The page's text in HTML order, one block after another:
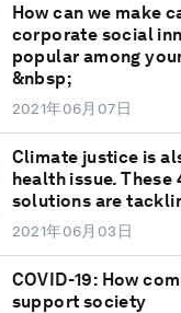
How can we make
corporate social
popular among
&nbsp;
2021年06月07日
Climate justice is
health issue. These
solutions are
2021年06月03日
COVID-19: How
support society